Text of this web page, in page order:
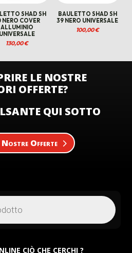
SHAD SH
NERO COVER
ALLUMINIO
UNIVERSALE
130,00€
BAULETTO SHAD SH
39 NERO UNIVERSALE
100,00€
LE NOSTRE
OFFERTE?
QUI SOTTO
Nostre Offerte
CIÒ CHE CERCHI ?